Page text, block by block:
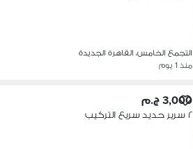
التجمع الخامس، القاهرة الجديدة
منذ 1 يوم
3,000 ج.م
٢ سرير حديد سريع التركيب